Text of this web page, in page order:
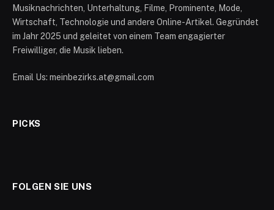
Musiknachrichten, Unterhaltung, Filme, Prominente, Mode,
Wirtschaft, Technologie und andere Online-Artikel. Gegründet
im Jahr 2025 und geleitet von einem Team engagierter
Freiwilliger, die Musik lieben.
Email Us: meinbezirks.at@gmail.com
PICKS
FOLGEN SIE UNS